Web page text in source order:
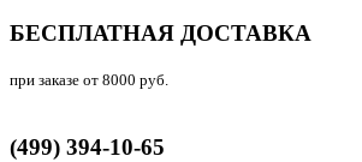
БЕСПЛАТНАЯ ДОСТАВКА
при заказе от 8000 руб.
(499) 394-10-65